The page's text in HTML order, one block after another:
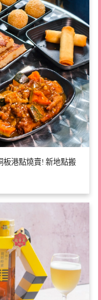
板港點燒賣! 新地點搬